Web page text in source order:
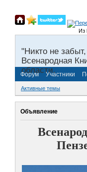
Из
"Никто не
Всенародная
области.
Форум Участники
Активные темы
Объявление